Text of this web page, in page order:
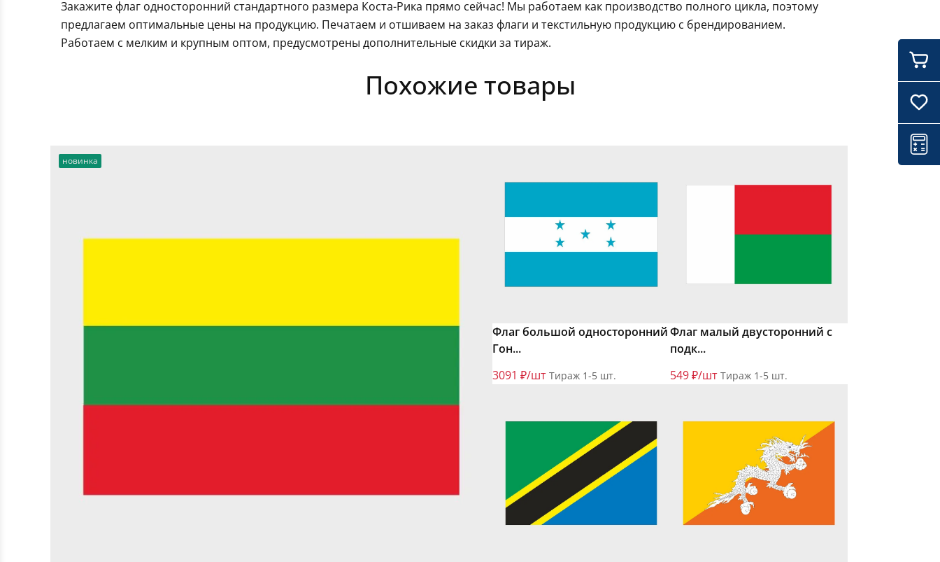
Закажите флаг односторонний стандартного размера Коста-Рика прямо сейчас! Мы работаем как производство полного цикла, поэтому
предлагаем оптимальные цены на продукцию. Печатаем и отшиваем на заказ флаги и текстильную продукцию с брендированием.
Работаем с мелким и крупным оптом, предусмотрены дополнительные скидки за тираж.
Похожие товары
новинка
Флаг большой односторонний
Гон...
3091 ₽/шт Тираж 1-5 шт.
Флаг малый двусторонний с
подк...
549 ₽/шт Тираж 1-5 шт.